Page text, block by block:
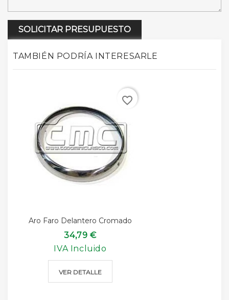
SOLICITAR PRESUPUESTO
TAMBIÉN PODRÍA INTERESARLE
Aro Faro Delantero Cromado
34,79 €
IVA Incluido
VER DETALLE
favorite_border